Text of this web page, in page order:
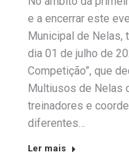
e a encerrar este
Municipal de Nelas,
dia 01 de julho de
Competição”, que
Multiusos de Nelas
treinadores e
diferentes…
Ler mais